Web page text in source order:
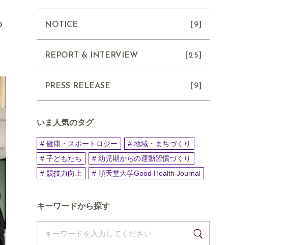
NOTICE [9]
REPORT & INTERVIEW [25]
PRESS RELEASE [9]
いま人気のタグ
# 健康・スポートロジー
# 地域・まちづくり
# 子どもたち
# 幼児期からの運動習慣づくり
# 競技力向上
# 順天堂大学Good Health Journal
キーワードから探す